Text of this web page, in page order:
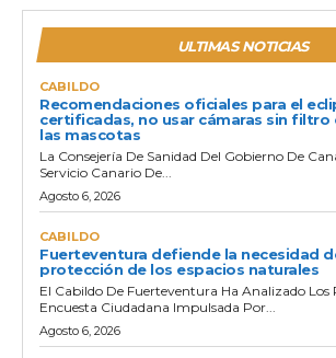
ULTIMAS NOTICIAS
CABILDO
Recomendaciones oficiales para el
certificadas, no usar cámaras sin filtro
las mascotas
La Consejería De Sanidad Del Gobierno De
Servicio Canario De...
Agosto 6, 2026
CABILDO
Fuerteventura defiende la necesidad
protección de los espacios naturales
El Cabildo De Fuerteventura Ha Analizado Los
Encuesta Ciudadana Impulsada Por...
Agosto 6, 2026